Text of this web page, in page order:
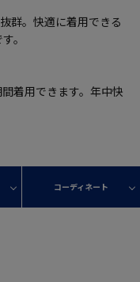
群。快適に着用できる
。
着用できます。年中快
コーディネート